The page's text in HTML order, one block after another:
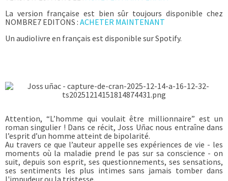
La version française est bien sûr toujours disponible chez
NOMBRE7 EDITONS : ACHETER MAINTENANT
Un audiolivre en français est disponible sur Spotify.
Attention, “L’homme qui voulait être millionnaire” est un
roman singulier ! Dans ce récit, Joss Uñac nous entraîne dans
l’esprit d’un homme atteint de bipolarité.
Au travers ce que l’auteur appelle ses expériences de vie - les
moments où la maladie prend le pas sur sa conscience - on
suit, depuis son esprit, ses questionnements, ses sensations,
ses sentiments les plus intimes sans jamais tomber dans
l'impudeur ou la tristesse.